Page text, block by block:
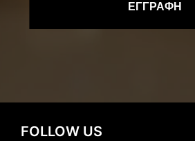
FOLLOW US